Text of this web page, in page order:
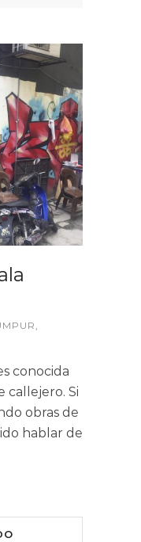
,
conocida
callejero. Si
obras de
hablar de